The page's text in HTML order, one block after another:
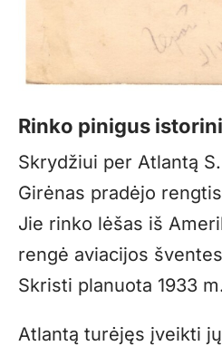
Rinko pinigus
Skrydžiui per Atlantą
Girėnas pradėjo
Jie rinko lėšas iš
rengė aviacijos
Skristi planuota 1933
Atlantą turėjęs įveikti